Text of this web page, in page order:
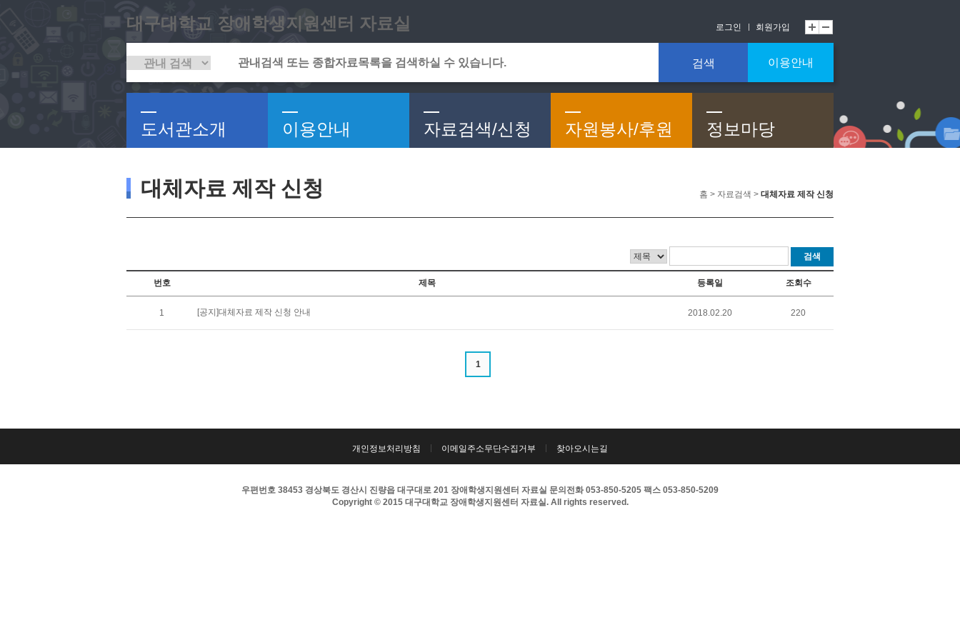
대구대학교 장애학생지원센터 자료실 로그인 회원가입
검색 이용안내
도서관소개 이용안내 자료검색/신청 자원봉사/후원 정보마당
대체자료 제작 신청 홈 > 자료검색 > 대체자료 제작 신청
검색
번호 제목 등록일 조회수
1 [공지]대체자료 제작 신청 안내 2018.02.20 220
1
개인정보처리방침 이메일주소무단수집거부 찾아오시는길
우편번호 38453 경상북도 경산시 진량읍 대구대로 201 장애학생지원센터 자료실 문의전화 053-850-5205 팩스 053-850-5209
Copyright © 2015 대구대학교 장애학생지원센터 자료실. All rights reserved.